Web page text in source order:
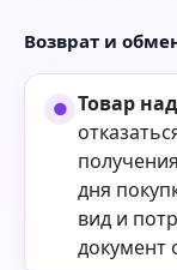
Возврат и
Товар
дня
вид и
документ